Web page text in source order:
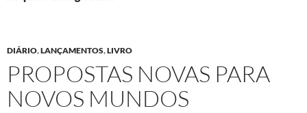
DIÁRIO,LANÇAMENTOS,LIVRO
PROPOSTAS NOVAS PARA
NOVOS MUNDOS